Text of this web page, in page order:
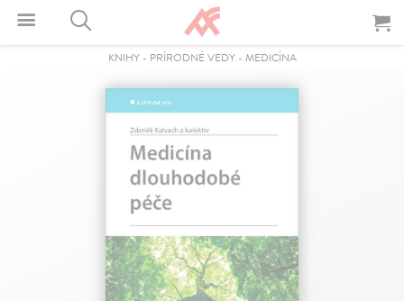
KNIHY- PRÍRODNÉ VEDY- MEDICÍNA